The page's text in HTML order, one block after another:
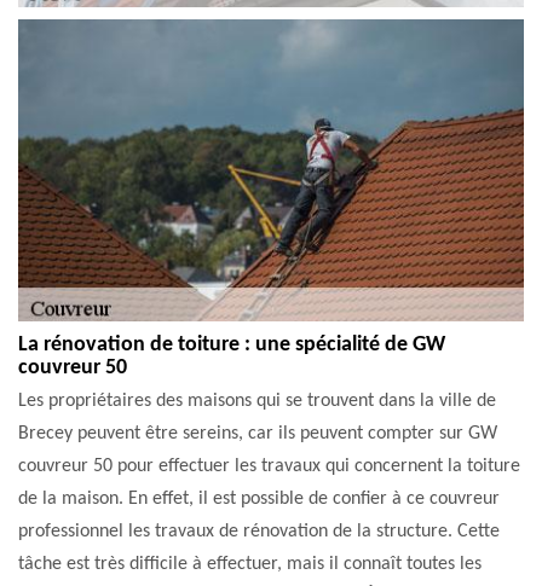
La rénovation de toiture : une spécialité de GW
couvreur 50
Les propriétaires des maisons qui se trouvent dans la ville de
Brecey peuvent être sereins, car ils peuvent compter sur GW
couvreur 50 pour effectuer les travaux qui concernent la toiture
de la maison. En effet, il est possible de confier à ce couvreur
professionnel les travaux de rénovation de la structure. Cette
tâche est très difficile à effectuer, mais il connaît toutes les